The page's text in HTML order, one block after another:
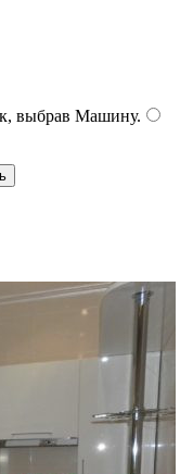
выбрав Машину.